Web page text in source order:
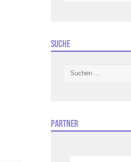
Suche
nach:
Partner